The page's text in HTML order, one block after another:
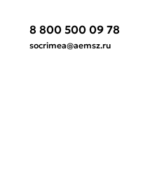
8 800 500 09 78
socrimea@aemsz.ru